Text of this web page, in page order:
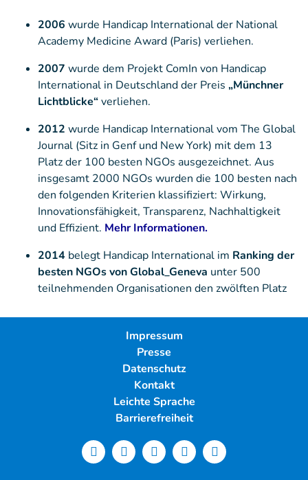
2006 wurde Handicap International der National
Academy Medicine Award (Paris) verliehen.
2007 wurde dem Projekt ComIn von Handicap
International in Deutschland der Preis „Münchner
Lichtblicke“verliehen.
2012 wurde Handicap International vom The Global
Journal (Sitz in Genf und New York) mit dem 13
Platz der 100 besten NGOs ausgezeichnet. Aus
insgesamt 2000 NGOs wurden die 100 besten nach
den folgenden Kriterien klassifiziert: Wirkung,
Innovationsfähigkeit, Transparenz, Nachhaltigkeit
und Effizient. Mehr Informationen.
2014 belegt Handicap International im Ranking der
besten NGOs von Global_Geneva unter 500
teilnehmenden Organisationen den zwölften Platz
Impressum
Presse
Datenschutz
Kontakt
Leichte Sprache
Barrierefreiheit